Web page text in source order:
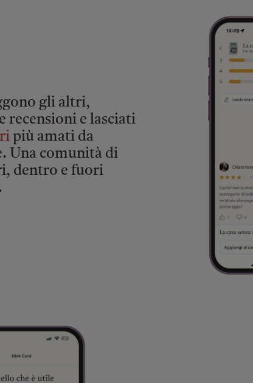
gli altri,
recensioni e lasciati
più amati da
Una comunità di
dentro e fuori